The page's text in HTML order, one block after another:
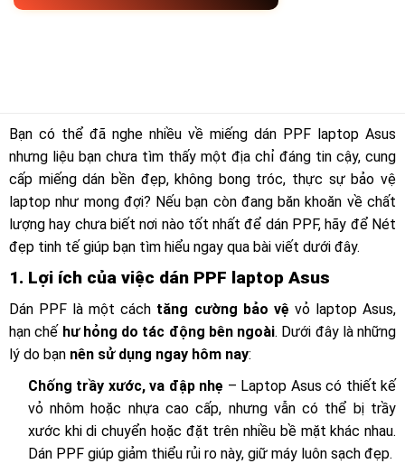
Bạn có thể đã nghe nhiều về miếng dán PPF laptop Asus
nhưng liệu bạn chưa tìm thấy một địa chỉ đáng tin cậy, cung
cấp miếng dán bền đẹp, không bong tróc, thực sự bảo vệ
laptop như mong đợi? Nếu bạn còn đang băn khoăn về chất
lượng hay chưa biết nơi nào tốt nhất để dán PPF, hãy để Nét
đẹp tinh tế giúp bạn tìm hiểu ngay qua bài viết dưới đây.
1. Lợi ích của việc dán PPF laptop Asus
Dán PPF là một cách tăng cường bảo vệ vỏ laptop Asus,
hạn chế hư hỏng do tác động bên ngoài. Dưới đây là những
lý do bạn nên sử dụng ngay hôm nay:
Chống trầy xước, va đập nhẹ – Laptop Asus có thiết kế
vỏ nhôm hoặc nhựa cao cấp, nhưng vẫn có thể bị trầy
xước khi di chuyển hoặc đặt trên nhiều bề mặt khác nhau.
Dán PPF giúp giảm thiểu rủi ro này, giữ máy luôn sạch đẹp.